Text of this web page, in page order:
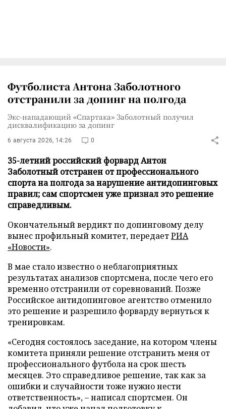
Футболиста Антона Заболотного
отстранили за допинг на полгода
Экс-нападающий «Спартака» Заболотный получил
дисквалификацию за допинг
6 августа 2026, 14:26 0
35-летний российский форвард Антон
Заболотный отстранен от профессионального
спорта на полгода за нарушение антидопинговых
правил; сам спортсмен уже признал это решение
справедливым.
Окончательный вердикт по допинговому делу
вынес профильный комитет, передаетРИА
«Новости».
В мае стало известно о неблагоприятных
результатах анализов спортсмена, после чего его
временно отстранили от соревнований. Позже
Российское антидопинговое агентство отменило
это решение и разрешило форварду вернуться к
тренировкам.
«Сегодня состоялось заседание, на котором члены
комитета приняли решение отстранить меня от
профессионального футбола на срок шесть
месяцев. Это справедливое решение, так как за
ошибки и случайности тоже нужно нести
ответственность», – написал спортсмен. Он